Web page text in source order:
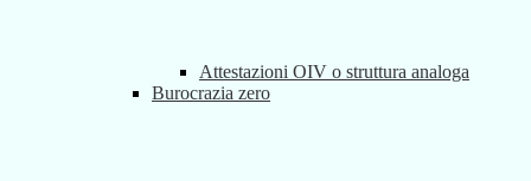
Attestazioni OIV o struttura analoga
Burocrazia zero